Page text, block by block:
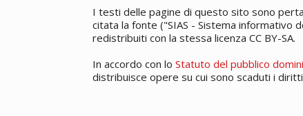
I testi delle pagine di questo sito sono
citata la fonte ("SIAS - Sistema informativo
redistribuiti con la stessa licenza CC BY-SA.
In accordo con loStatuto del pubblico
distribuisce opere su cui sono scaduti i